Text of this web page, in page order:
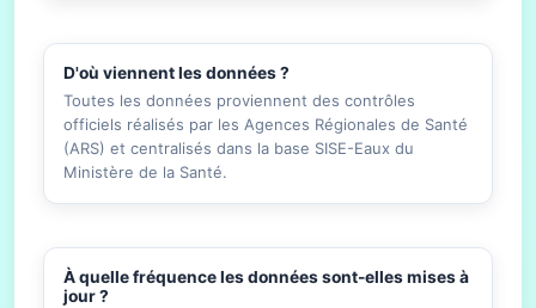
D'où viennent les données ?
Toutes les données proviennent des contrôles
officiels réalisés par les Agences Régionales de Santé
(ARS) et centralisés dans la base SISE-Eaux du
Ministère de la Santé.
À quelle fréquence les données sont-elles mises à
jour ?